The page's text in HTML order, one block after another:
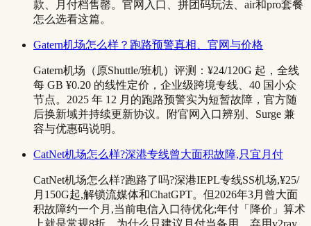
款、月付档售罄。官网入口、拼团码玩法、air和pro套餐
怎么选看这篇。
Gatern机场怎么样？跑路预警真相、官网与价格
Gatern机场（原Shuttle/班机）评测：¥24/120G 起，全线
每 GB ¥0.20 的线性定价，企业级跨境专线、40 国小众
节点。2025 年 12 月的跑路预警实为短暂故障，官方随
后换新域并持续更新协议。附官网入口辨别、Surge 兼
容与优惠码说明。
CatNet机场怎么样?深港专线曾大面积故障,只宜月付
CatNet机场怎么样?跑路了吗?深港IEPL专线SS机场,¥25/
月150G起,解锁流媒体和ChatGPT。但2026年3月曾大面
积故障约一个月,当前电信入口待优化;年付「降价」算术
上就是常规8折。为什么只建议月付当备用、弃用v2ray